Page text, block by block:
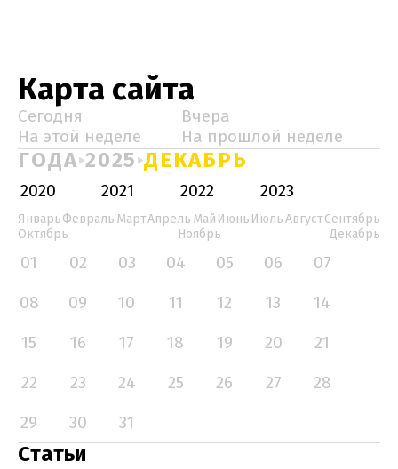
Карта сайта
Сегодня
Вчера
На этой неделе
На прошлой неделе
ГОДА 2025 ДЕКАБРЬ
2020 2021 2022 2023
ЯнварьФевраль МартАпрель Май Июнь ИюльАвгустСентябрь
Октябрь
Ноябрь Декабрь
01 02 03 04 05 06
07
08
09 10 11 12 13
14
15
16 17 18 19 20
21
22
23 24 25 26 27
28
29
30 31
Статьи